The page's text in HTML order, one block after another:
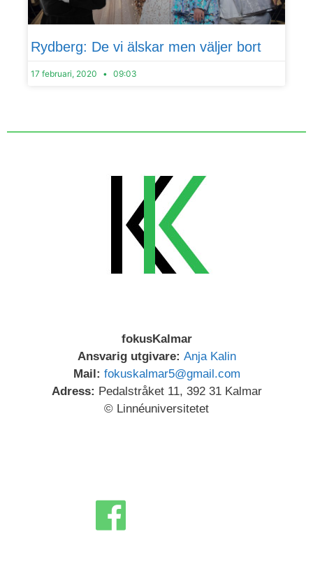
Rydberg: De vi älskar men väljer bort
17 februari, 2020 09:03
fokusKalmar
Ansvarig utgivare: Anja Kalin
Mail: fokuskalmar5@gmail.com
Adress: Pedalstråket 11, 392 31 Kalmar
© Linnéuniversitetet